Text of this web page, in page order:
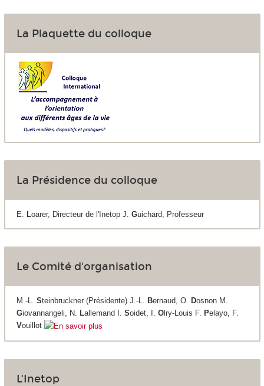
La Plaquette du colloque
La Présidence du colloque
E. Loarer, Directeur de l'Inetop J. Guichard, Professeur
Le Comité d'organisation
M.-L. Steinbruckner (Présidente) J.-L. Bernaud, O. Dosnon M.
Giovannangeli, N. Lallemand I. Soidet, I. Olry-Louis F. Pelayo, F.
Vouillot
L'Inetop